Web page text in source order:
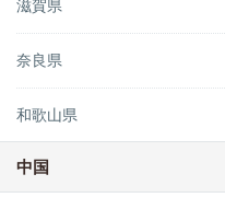
滋賀県
奈良県
和歌山県
中国